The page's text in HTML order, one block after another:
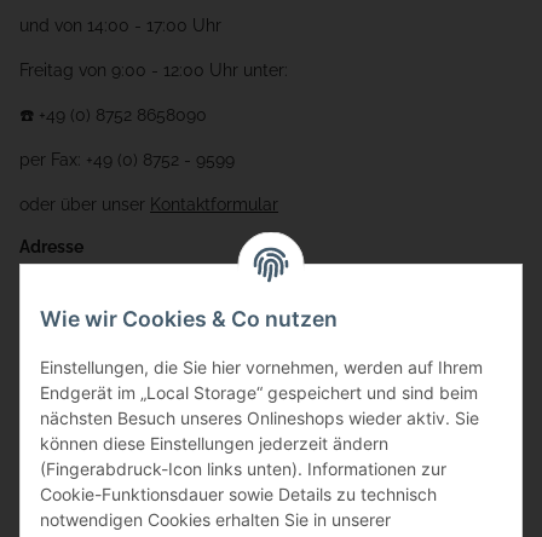
und von 14:00 - 17:00 Uhr
Freitag von 9:00 - 12:00 Uhr unter:
☎️ +49 (0) 8752 8658090
per Fax: +49 (0) 8752 - 9599
oder über unser Kontaktformular
Adresse
Gewerbering 17
84072 Au i.d. Hallertau
info@bauer-tore.de
Wie wir Cookies & Co nutzen
Einstellungen, die Sie hier vornehmen, werden auf Ihrem
Endgerät im „Local Storage“ gespeichert und sind beim
nächsten Besuch unseres Onlineshops wieder aktiv. Sie
können diese Einstellungen jederzeit ändern
(Fingerabdruck-Icon links unten). Informationen zur
Cookie-Funktionsdauer sowie Details zu technisch
notwendigen Cookies erhalten Sie in unserer